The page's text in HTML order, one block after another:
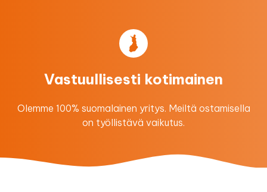
Vastuullisesti kotimainen
Olemme 100% suomalainen yritys. Meiltä ostamisella
on työllistävä vaikutus.